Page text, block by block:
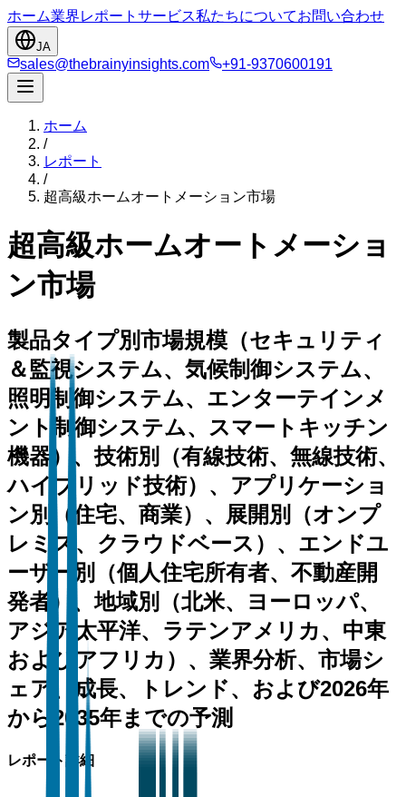
ホーム業界レポート サービス私たちについてお問い合わせ
JA
sales@thebrainyinsights.com +91-9370600191
ホーム
/
レポート
/
超高級ホームオートメーション市場
超高級ホームオートメーショ
ン市場
製品タイプ別市場規模（セキュリティ
＆監視システム、気候制御システム、
照明制御システム、エンターテインメ
ント制御システム、スマートキッチン
機器）、技術別（有線技術、無線技術、
ハイブリッド技術）、アプリケーショ
ン別（住宅、商業）、展開別（オンプ
レミス、クラウドベース）、エンドユ
ーザー別（個人住宅所有者、不動産開
発者）、地域別（北米、ヨーロッパ、
アジア太平洋、ラテンアメリカ、中東
およびアフリカ）、業界分析、市場シ
ェア、成長、トレンド、および2026年
から2035年までの予測
レポート詳細